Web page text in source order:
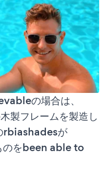
の場合は、
製フレームを製造し
rbiashadesが
のをbeen able to